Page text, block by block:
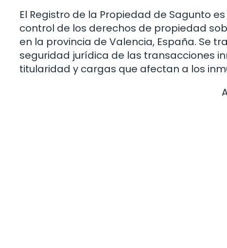
El Registro de la Propiedad de Sagunto
control de los derechos de propiedad
en la provincia de Valencia, España. Se
seguridad jurídica de las transacciones
titularidad y cargas que afectan a los